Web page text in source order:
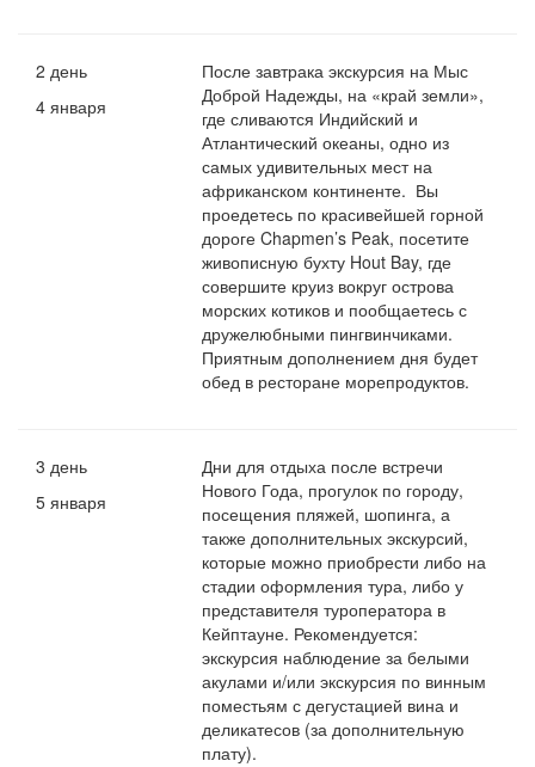
2 день
4 января
После завтрака экскурсия на Мыс
Доброй Надежды, на «край земли»,
где сливаются Индийский и
Атлантический океаны, одно из
самых удивительных мест на
африканском континенте. Вы
проедетесь по красивейшей горной
дороге Chapmen’s Peak, посетите
живописную бухту Hout Bay, где
совершите круиз вокруг острова
морских котиков и пообщаетесь с
дружелюбными пингвинчиками.
Приятным дополнением дня будет
обед в ресторане морепродуктов.
3 день
5 января
Дни для отдыха после встречи
Нового Года, прогулок по городу,
посещения пляжей, шопинга, а
также дополнительных экскурсий,
которые можно приобрести либо на
стадии оформления тура, либо у
представителя туроператора в
Кейптауне. Рекомендуется:
экскурсия наблюдение за белыми
акулами и/или экскурсия по винным
поместьям с дегустацией вина и
деликатесов (за дополнительную
плату).